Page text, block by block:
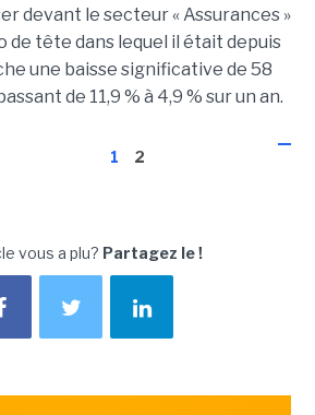
devant le secteur « Assurances »
de tête dans lequel il était depuis
une baisse significative de 58
de 11,9 % à 4,9 % sur un an.
1 2
vous a plu? Partagez le !